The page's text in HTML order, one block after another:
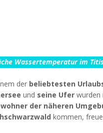
Wassertemperatur im
der beliebtesten
und seine Ufer wurden
der näheren
kommen,